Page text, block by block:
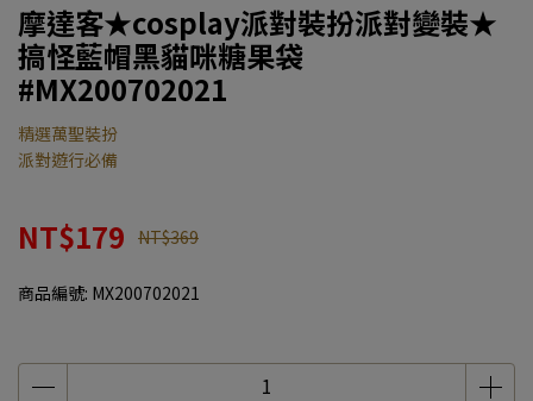
摩達客★cosplay派對裝扮派對變裝★
搞怪藍帽黑貓咪糖果袋
#MX200702021
精選萬聖裝扮
派對遊行必備
NT$179 NT$369
商品編號: MX200702021